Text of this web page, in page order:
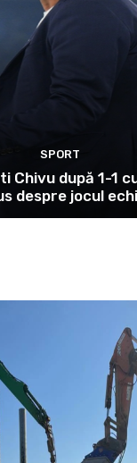
SPORT
Chivu după 1-1
despre jocul